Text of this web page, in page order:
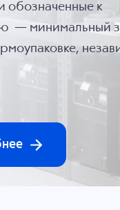
обозначенные к
— минимальный